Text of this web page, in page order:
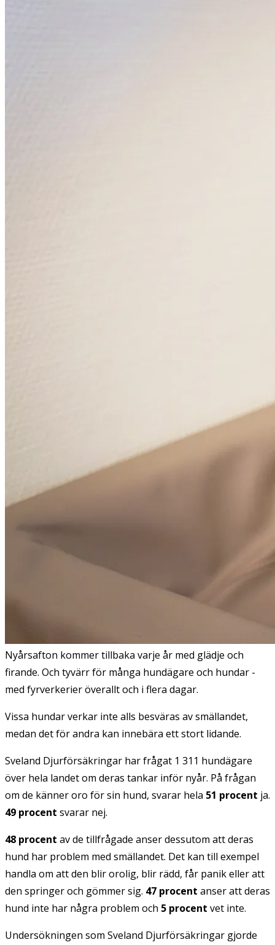
Nyårsafton kommer tillbaka varje år med glädje och
firande. Och tyvärr för många hundägare och hundar -
med fyrverkerier överallt och i flera dagar.
Vissa hundar verkar inte alls besväras av smällandet,
medan det för andra kan innebära ett stort lidande.
Sveland Djurförsäkringar har frågat 1 311 hundägare
över hela landet om deras tankar inför nyår. På frågan
om de känner oro för sin hund, svarar hela 51 procent ja.
49 procent svarar nej.
48 procent av de tillfrågade anser dessutom att deras
hund har problem med smällandet. Det kan till exempel
handla om att den blir orolig, blir rädd, får panik eller att
den springer och gömmer sig. 47 procent anser att deras
hund inte har några problem och 5 procent vet inte.
Undersökningen som Sveland Djurförsäkringar gjorde